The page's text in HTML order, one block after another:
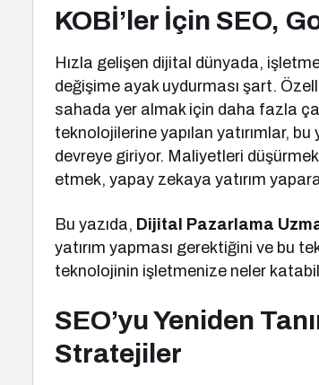
KOBİ’ler İçin SEO,
Hızla gelişen dijital dünyada,
değişime ayak uydurması şart.
sahada yer almak için daha fazla
teknolojilerine yapılan yatırımlar,
devreye giriyor. Maliyetleri
etmek, yapay zekaya yatırım
Bu yazıda, Dijital Pazarlama
yatırım yapması gerektiğini ve bu
teknolojinin işletmenize neler
SEO’yu Yeniden
Stratejiler